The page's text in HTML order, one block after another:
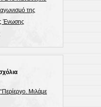
της
Ένωσης
“Περίεργο. Μιλάμε